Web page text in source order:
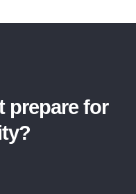
prepare for